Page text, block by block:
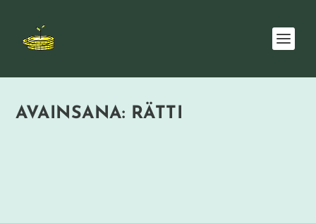
AVAINSANA: RÄTTI